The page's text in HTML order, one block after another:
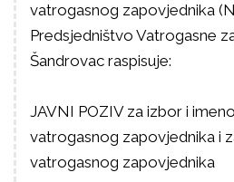
vatrogasnog zapovjednika
Predsjedništvo Vatrogasne
Šandrovac raspisuje:
JAVNI POZIV za izbor i
vatrogasnog zapovjednika i
vatrogasnog zapovjednika